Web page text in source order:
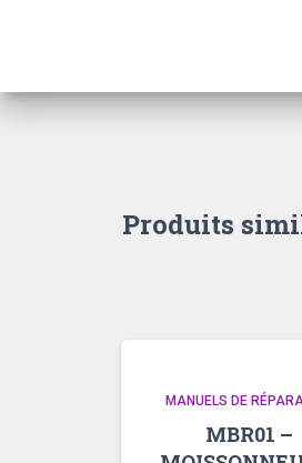
Produits
MANUELS DE
MBR01 –